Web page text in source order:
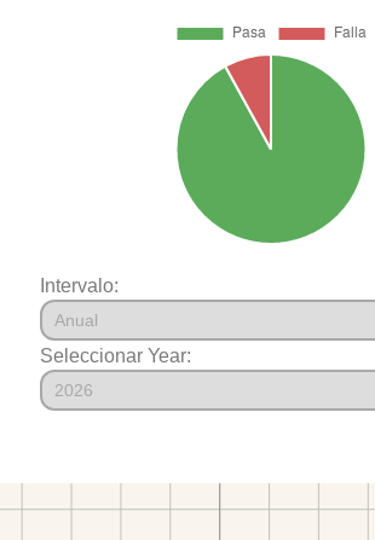
Intervalo:
Seleccionar Year: